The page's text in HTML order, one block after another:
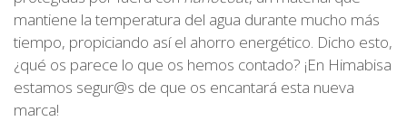
mantiene la temperatura del agua durante mucho más
tiempo, propiciando así el ahorro energético. Dicho esto,
¿qué os parece lo que os hemos contado? ¡En Himabisa
estamos segur@s de que os encantará esta nueva
marca!